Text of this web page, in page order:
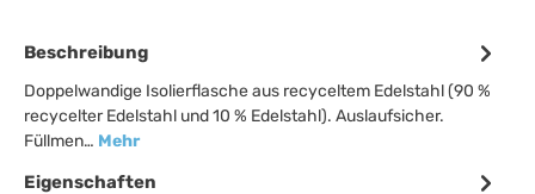
Beschreibung
Doppelwandige Isolierflasche aus recyceltem Edelstahl (90 %
recycelter Edelstahl und 10 % Edelstahl). Auslaufsicher.
Füllmen… Mehr
Eigenschaften